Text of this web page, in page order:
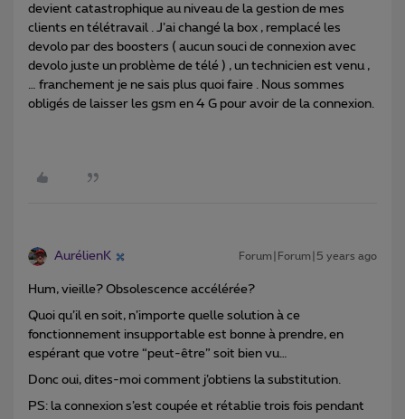
devient catastrophique au niveau de la gestion de mes
clients en télétravail . J’ai changé la box , remplacé les
devolo par des boosters ( aucun souci de connexion avec
devolo juste un problème de télé ) , un technicien est venu ,
… franchement je ne sais plus quoi faire . Nous sommes
obligés de laisser les gsm en 4 G pour avoir de la connexion.
AurélienK Forum|Forum|5 years ago
Hum, vieille? Obsolescence accélérée?
Quoi qu’il en soit, n’importe quelle solution à ce
fonctionnement insupportable est bonne à prendre, en
espérant que votre “peut-être” soit bien vu…
Donc oui, dites-moi comment j’obtiens la substitution.
PS: la connexion s’est coupée et rétablie trois fois pendant